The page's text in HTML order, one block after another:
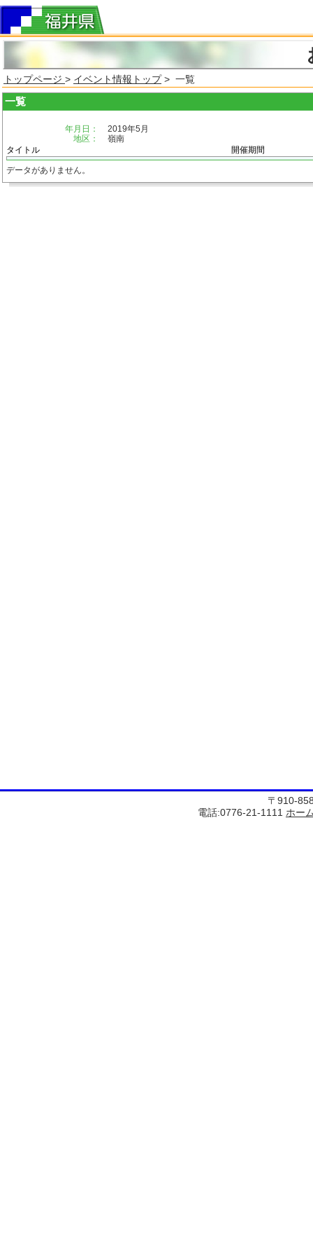
トップページ > イベント情報トップ> 一覧
一覧
年月日：
2019年5月
地区：
嶺南
タイトル
開催期間
データがありません。
〒910-
電話:0776-21-1111 ホー